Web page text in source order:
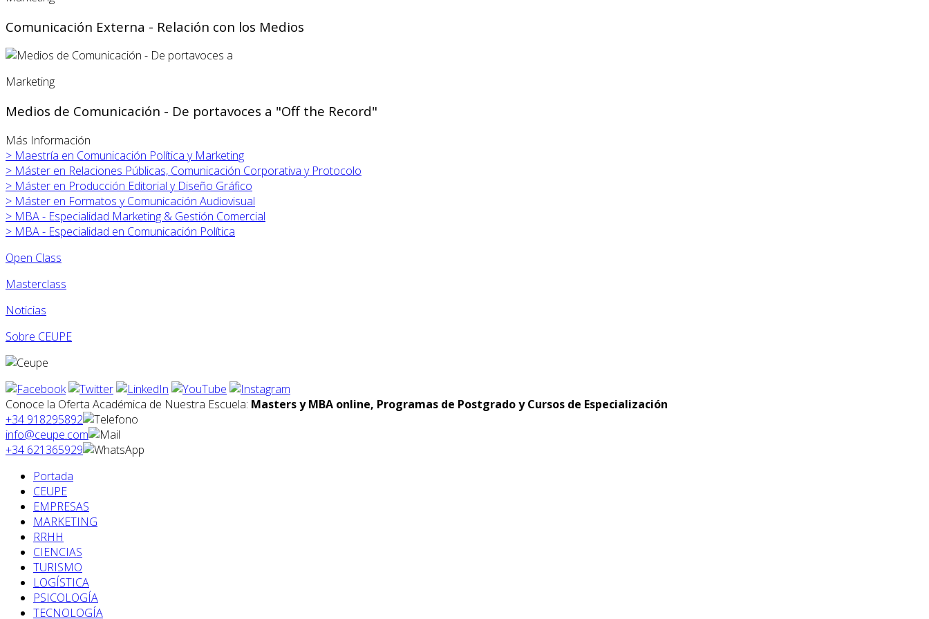
Comunicación Externa - Relación con los Medios
Marketing
Medios de Comunicación - De portavoces a "Off the Record"
Más Información
> Maestría en Comunicación Política y Marketing
> Máster en Relaciones Públicas, Comunicación Corporativa y Protocolo
> Máster en Producción Editorial y Diseño Gráfico
> Máster en Formatos y Comunicación Audiovisual
> MBA - Especialidad Marketing & Gestión Comercial
> MBA - Especialidad en Comunicación Política
Open Class
Masterclass
Noticias
Sobre CEUPE
Conoce la Oferta Académica de Nuestra Escuela: Masters y MBA online, Programas de Postgrado y Cursos de Especialización
+34 918295892
info@ceupe.com
+34 621365929
Portada
CEUPE
EMPRESAS
MARKETING
RRHH
CIENCIAS
TURISMO
LOGÍSTICA
PSICOLOGÍA
TECNOLOGÍA